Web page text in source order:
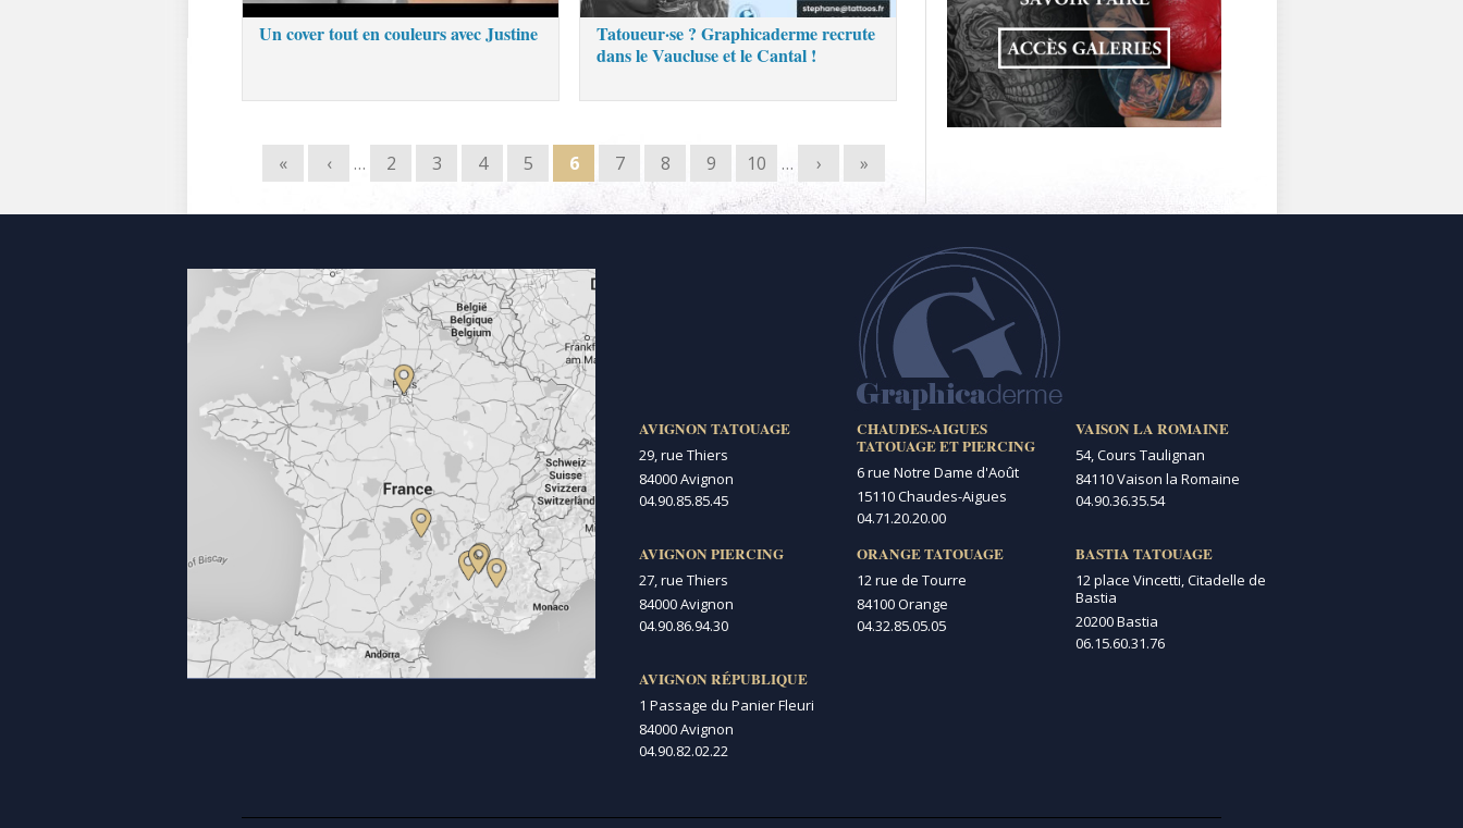
Un cover tout en couleurs avec Justine
Tatoueur·se ? Graphicaderme recrute
dans le Vaucluse et le Cantal !
« ‹ … 2 3 4 5 6 7 8 9 10 … › »
AVIGNON TATOUAGE
29, rue Thiers
84000 Avignon
04.90.85.85.45
AVIGNON PIERCING
27, rue Thiers
84000 Avignon
04.90.86.94.30
AVIGNON RÉPUBLIQUE
1 Passage du Panier Fleuri
84000 Avignon
04.90.82.02.22
CHAUDES-AIGUES
TATOUAGE ET PIERCING
6 rue Notre Dame d'Août
15110 Chaudes-Aigues
04.71.20.20.00
ORANGE TATOUAGE
12 rue de Tourre
84100 Orange
04.32.85.05.05
VAISON LA ROMAINE
54, Cours Taulignan
84110 Vaison la Romaine
04.90.36.35.54
BASTIA TATOUAGE
12 place Vincetti, Citadelle de
Bastia
20200 Bastia
06.15.60.31.76